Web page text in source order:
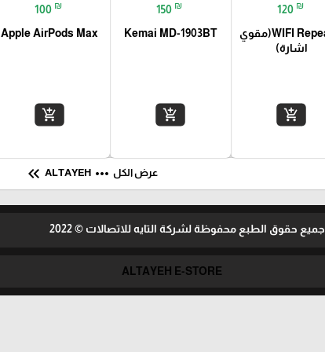
120 ₪
WIFI Repeater(مقوي
اشارة)
add_shopping_cart
150 ₪
Kemai MD-1903BT
add_shopping_cart
100 ₪
Apple AirPods Max
add_shopping_cart
عرض الكل more_horiz
keyboard_double_arrow_left
جميع حقوق الطبع محفوظة لشركة التايه للاتصالات © 2022
ALTAYEH E-STORE